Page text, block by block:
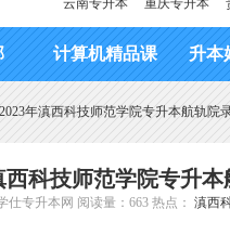
云南专升本 重庆专升本
计算机精品课 升本
2023年滇西科技师范学院专升本航轨院
西科技师范学院专升
仕专升本网 阅读量：663 热点： 滇西